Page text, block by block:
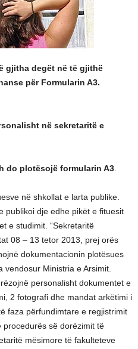
gjitha degët në të gjithë
për Formularin A3.
në sekretaritë e
do plotësojë formularin A3
në shkollat e larta publike.
publikoi dje edhe pikët e fituesit
e studimit. “Sekretaritë
08 – 13 tetor 2013, prej orës
dokumentacionin plotësues
vendosur Ministria e Arsimit.
personalisht dokumentet e
2 fotografi dhe mandat arkëtimi i
faza përfundimtare e regjistrimit
procedurës së dorëzimit të
mësimore të fakulteteve